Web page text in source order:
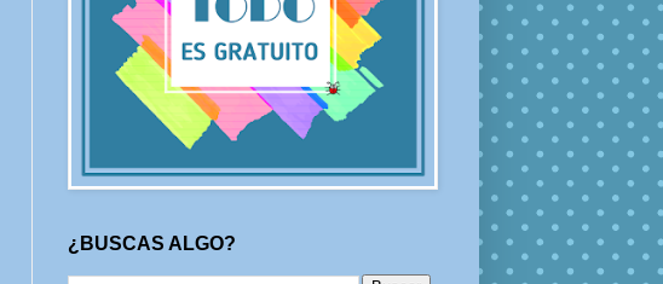
¿BUSCAS ALGO?